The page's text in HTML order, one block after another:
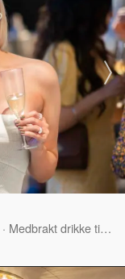
· Medbrakt drikke tillatt